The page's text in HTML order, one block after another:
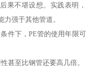
果不堪设想。实践表明，
强于其他管道。
件下，PE管的使用年限可
甚至比钢管还要高几倍。